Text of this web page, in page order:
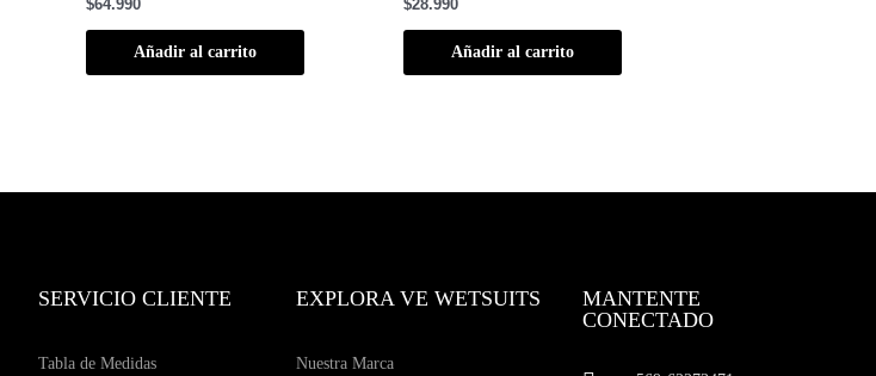
con
0
$64.990
Añadir al carrito
con
0
$28.990
Añadir al carrito
SERVICIO CLIENTE
Tabla de Medidas
EXPLORA VE WETSUITS
Nuestra Marca
MANTENTE
CONECTADO